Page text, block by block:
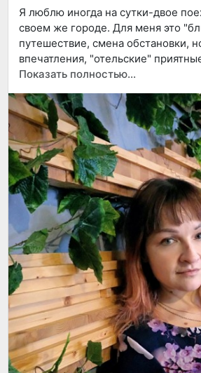
Я люблю иногда на сутки-двое
своем же городе. Для меня это
путешествие, смена обстановки,
впечатления, "отельские"
завтрак на утро в ресторации...
в отель, потрясающие
потом ощущение и состояние, как
отпуске была.
Показать полностью…